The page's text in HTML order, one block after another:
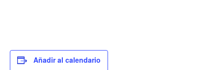
Añadir al calendario